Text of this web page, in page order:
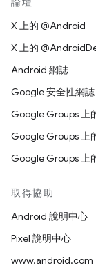
X 上的 @Android
X 上的
Android 網誌
Google 安全性網誌
Google Groups 上
Google Groups 上
Google Groups 上
取得協助
Android 說明中心
Pixel 說明中心
www.android.com